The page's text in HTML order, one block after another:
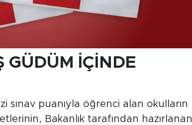
GÜDÜM İÇİNDE
sınav puanıyla öğrenci alan okulların
Bakanlık tarafından hazırlanan